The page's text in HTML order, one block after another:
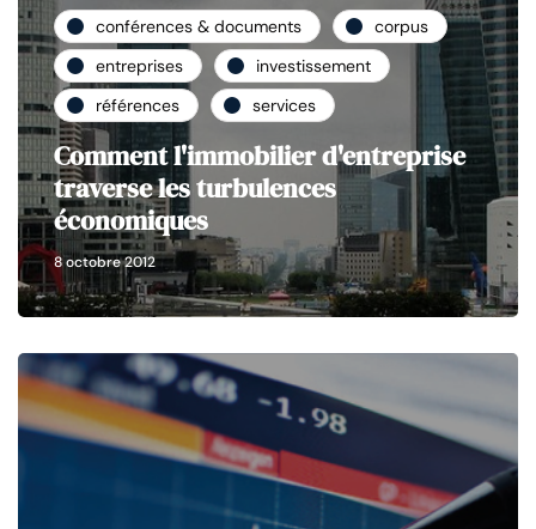
conférences & documents
corpus
entreprises
investissement
références
services
Comment l'immobilier d'entreprise
traverse les turbulences
économiques
8 octobre 2012